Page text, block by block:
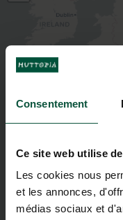
Consentement
Ce site web utilise
Les cookies nous
et les annonces,
médias sociaux et